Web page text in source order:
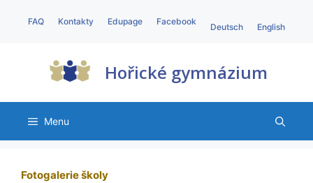
FAQ Kontakty Edupage Facebook
Deutsch English
Hořické gymnázium
Menu
Fotogalerie školy